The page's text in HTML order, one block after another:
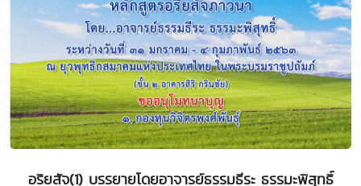
อริยสัจ(1) บรรยายโดยอาจารย์ธรรมธีระ ธรรมะพิสุทธิ์